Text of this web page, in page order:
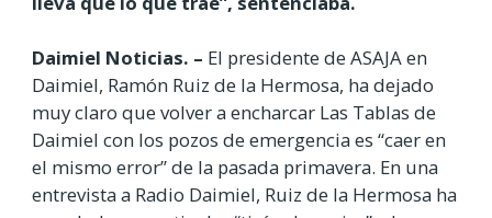
Daimiel Noticias. – El presidente de ASAJA en
Daimiel, Ramón Ruiz de la Hermosa, ha dejado
muy claro que volver a encharcar Las Tablas de
Daimiel con los pozos de emergencia es “caer en
el mismo error” de la pasada primavera. En una
entrevista a Radio Daimiel, Ruiz de la Hermosa ha